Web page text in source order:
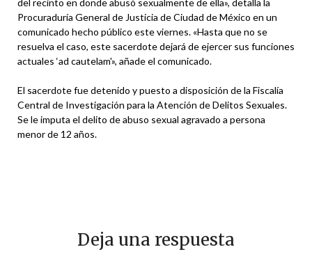
Procuraduría General de Justicia de Ciudad de México en un
comunicado hecho público este viernes. «Hasta que no se
resuelva el caso, este sacerdote dejará de ejercer sus funciones
actuales ‘ad cautelam'», añade el comunicado.
El sacerdote fue detenido y puesto a disposición de la Fiscalía
Central de Investigación para la Atención de Delitos Sexuales.
Se le imputa el delito de abuso sexual agravado a persona
menor de 12 años.
Deja una respuesta